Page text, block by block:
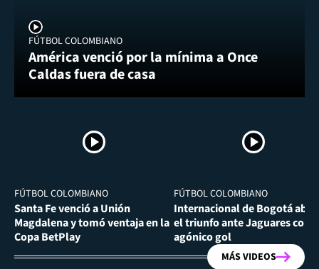
FÚTBOL COLOMBIANO
América venció por la mínima a Once
Caldas fuera de casa
FÚTBOL COLOMBIANO
Santa Fe venció a Unión
Magdalena y tomó ventaja en la
Copa BetPlay
FÚTBOL COLOMBIANO
Internacional de Bogotá
el triunfo ante Jaguares con
agónico gol
MÁS VIDEOS